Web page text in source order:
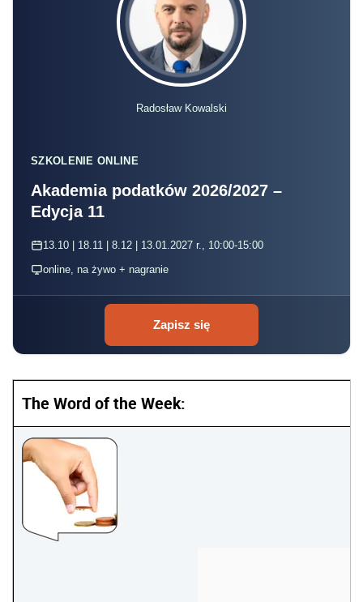
Radosław Kowalski
SZKOLENIE ONLINE
Akademia podatków 2026/2027 –
Edycja 11
13.10 | 18.11 | 8.12 | 13.01.2027 r., 10:00-15:00
online, na żywo + nagranie
Zapisz się
The Word of the Week: